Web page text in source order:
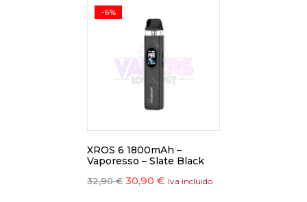
-6%
XROS 6 1800mAh –
Vaporesso – Slate Black
32,90€ 30,90 € Iva incluido